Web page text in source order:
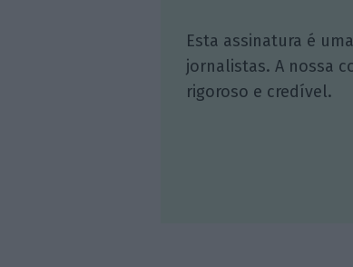
Esta assinatura é
jornalistas. A nossa
rigoroso e credível.